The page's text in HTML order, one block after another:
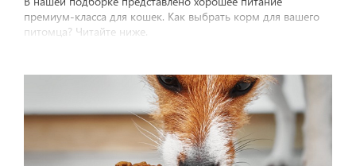
премиум-класса для кошек. Как выбрать корм для вашего
питомца? Читайте ниже.